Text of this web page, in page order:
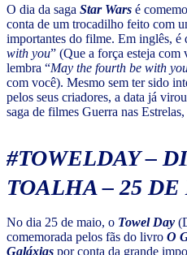
O dia da saga Star Wars é
conta de um trocadilho feito com
importantes do filme. Em inglês, é
with you” (Que a força esteja com
lembra “May the fourth be with
com você). Mesmo sem ter sido
pelos seus criadores, a data já
saga de filmes Guerra nas
#TOWELDAY –
TOALHA – 25
No dia 25 de maio, o Towel Day
comemorada pelos fãs do livro O
Galáxias por conta da grande